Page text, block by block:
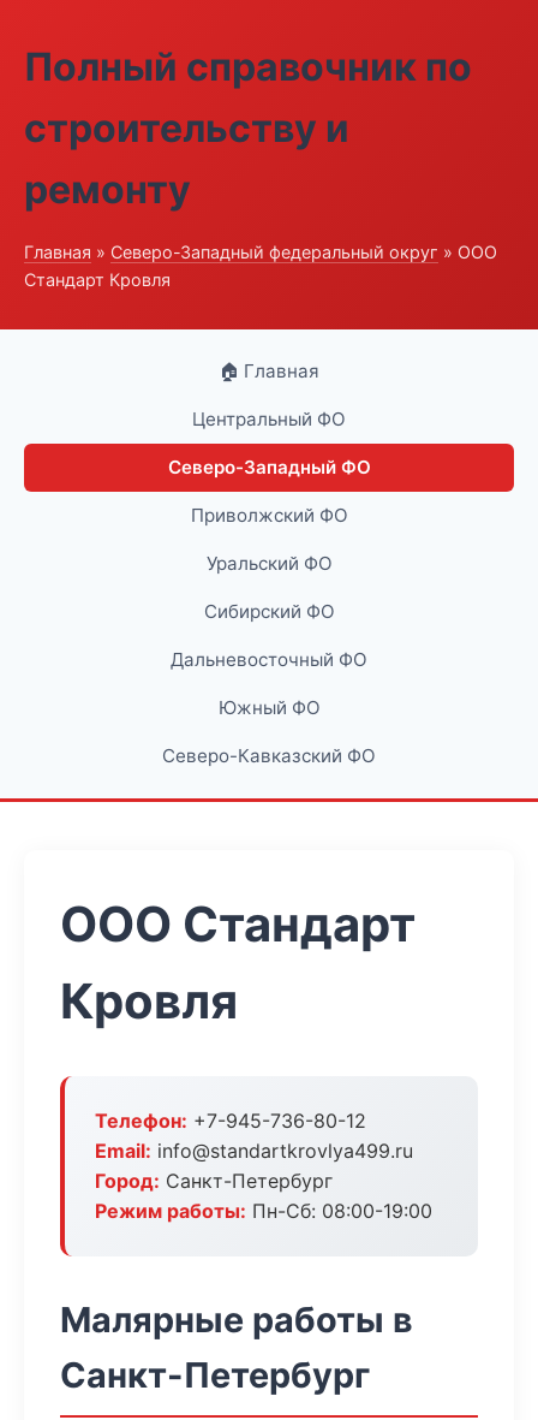
Полный справочник по
строительству и
ремонту
Главная » Северо-Западный федеральный округ » ООО
Стандарт Кровля
🏠 Главная
Центральный ФО
Северо-Западный ФО
Приволжский ФО
Уральский ФО
Сибирский ФО
Дальневосточный ФО
Южный ФО
Северо-Кавказский ФО
ООО Стандарт
Кровля
Телефон: +7-945-736-80-12
Email: info@standartkrovlya499.ru
Город: Санкт-Петербург
Режим работы: Пн-Сб: 08:00-19:00
Малярные работы в
Санкт-Петербург